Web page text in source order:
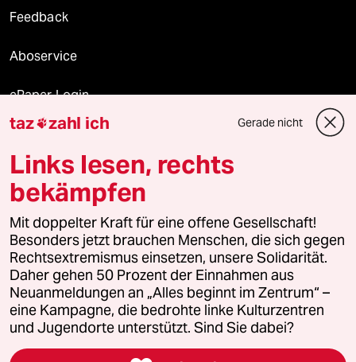
Feedback
Aboservice
ePaper Login
Downloads für Abonnierende
© 2026 taz Verlags und Vertriebs GmbH
Alle Rechte vorbehalten. Bei rechtlichen Fragen oder für Genehmigungen
wenden Sie sich bitte an lizenzen@taz.de
Feedback Redaktionsstatut Kommune-Richtlinien
Leitlinie Informant Datenschutz Impressum AGB
taz zahl ich Gerade nicht
Links lesen, rechts
bekämpfen
Mit doppelter Kraft für eine offene Gesellschaft!
Besonders jetzt brauchen Menschen, die sich gegen
Rechtsextremismus einsetzen, unsere Solidarität.
Daher gehen 50 Prozent der Einnahmen aus
Neuanmeldungen an „Alles beginnt im Zentrum“ –
eine Kampagne, die bedrohte linke Kulturzentren
und Jugendorte unterstützt. Sind Sie dabei?